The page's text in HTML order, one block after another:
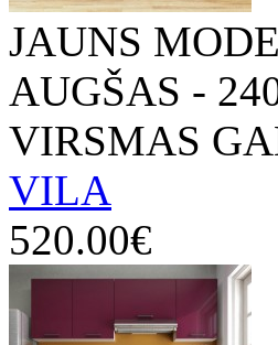
JAUNS
AUGŠAS -
VIRSMAS
VILA
520.00€